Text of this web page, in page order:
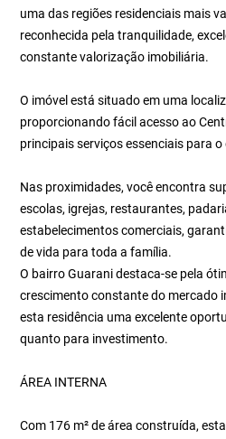
uma das regiões residenciais mais
reconhecida pela tranquilidade,
constante valorização imobiliária.
O imóvel está situado em uma
proporcionando fácil acesso ao
principais serviços essenciais para o
Nas proximidades, você encontra
escolas, igrejas, restaurantes,
estabelecimentos comerciais,
de vida para toda a família.
O bairro Guarani destaca-se pela
crescimento constante do mercado
esta residência uma excelente
quanto para investimento.
ÁREA INTERNA
Com 176 m² de área construída,